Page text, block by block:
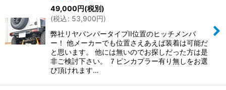
49,000円(税別)
(税込: 53,900円)
弊社リヤバンパータイプII位置のヒッチメンバ
ー！ 他メーカーでも位置さえあえば装着は可能だ
と思います。 他には無いのでお探しだった方は是
非ご検討下さい。 ７ピンカプラー有り無しをお選
び頂けれます…